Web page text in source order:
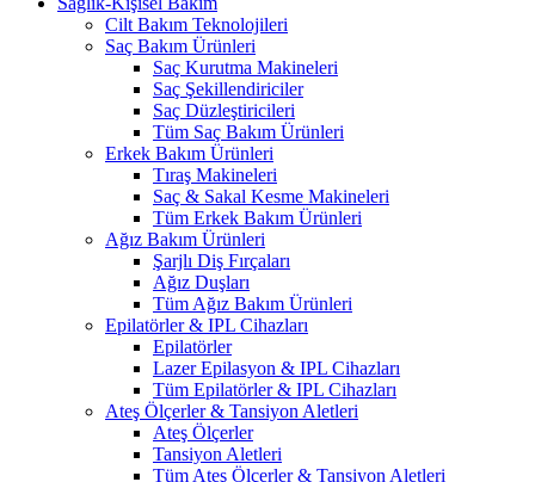
Cilt Bakım Teknolojileri
Saç Bakım Ürünleri
Saç Kurutma Makineleri
Saç Şekillendiriciler
Saç Düzleştiricileri
Tüm Saç Bakım Ürünleri
Erkek Bakım Ürünleri
Tıraş Makineleri
Saç & Sakal Kesme Makineleri
Tüm Erkek Bakım Ürünleri
Ağız Bakım Ürünleri
Şarjlı Diş Fırçaları
Ağız Duşları
Tüm Ağız Bakım Ürünleri
Epilatörler & IPL Cihazları
Epilatörler
Lazer Epilasyon & IPL Cihazları
Tüm Epilatörler & IPL Cihazları
Ateş Ölçerler & Tansiyon Aletleri
Ateş Ölçerler
Tansiyon Aletleri
Tüm Ateş Ölçerler & Tansiyon Aletleri